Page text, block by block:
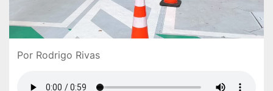
Por Rodrigo Rivas